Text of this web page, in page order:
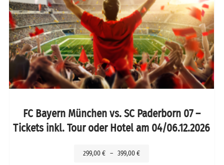
FC Bayern München vs. SC Paderborn 07 –
Tickets inkl. Tour oder Hotel am 04/06.12.2026
299,00 € – 399,00 €